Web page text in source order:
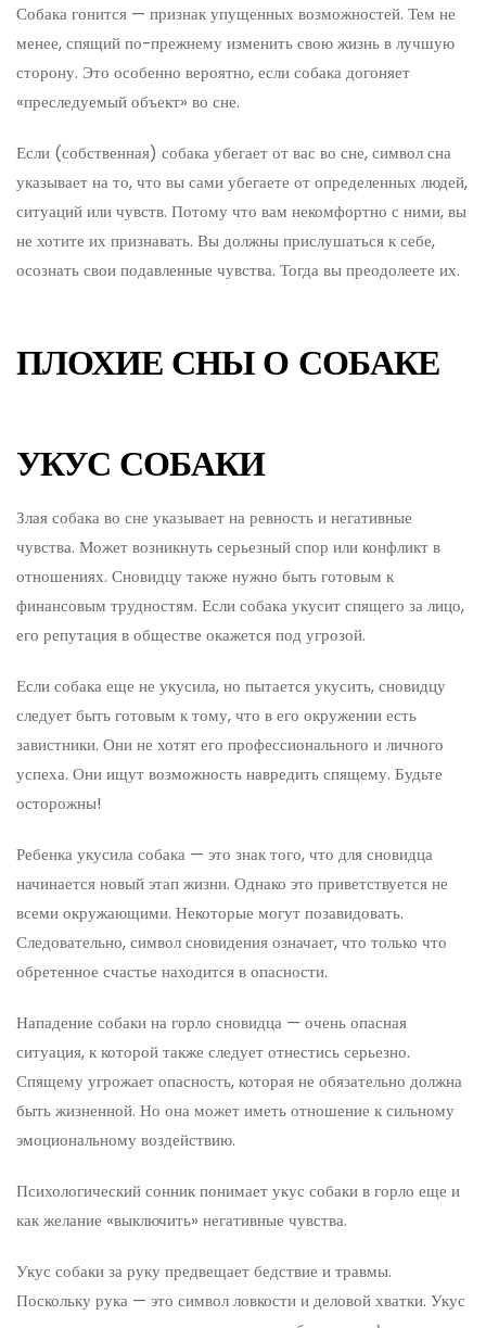
Собака гонится — признак упущенных возможностей. Тем не
менее, спящий по-прежнему изменить свою жизнь в лучшую
сторону. Это особенно вероятно, если собака догоняет
«преследуемый объект» во сне.
Если (собственная) собака убегает от вас во сне, символ сна
указывает на то, что вы сами убегаете от определенных людей,
ситуаций или чувств. Потому что вам некомфортно с ними, вы
не хотите их признавать. Вы должны прислушаться к себе,
осознать свои подавленные чувства. Тогда вы преодолеете их.
ПЛОХИЕ СНЫ О СОБАКЕ
УКУС СОБАКИ
Злая собака во сне указывает на ревность и негативные
чувства. Может возникнуть серьезный спор или конфликт в
отношениях. Сновидцу также нужно быть готовым к
финансовым трудностям. Если собака укусит спящего за лицо,
его репутация в обществе окажется под угрозой.
Если собака еще не укусила, но пытается укусить, сновидцу
следует быть готовым к тому, что в его окружении есть
завистники. Они не хотят его профессионального и личного
успеха. Они ищут возможность навредить спящему. Будьте
осторожны!
Ребенка укусила собака — это знак того, что для сновидца
начинается новый этап жизни. Однако это приветствуется не
всеми окружающими. Некоторые могут позавидовать.
Следовательно, символ сновидения означает, что только что
обретенное счастье находится в опасности.
Нападение собаки на горло сновидца — очень опасная
ситуация, к которой также следует отнестись серьезно.
Спящему угрожает опасность, которая не обязательно должна
быть жизненной. Но она может иметь отношение к сильному
эмоциональному воздействию.
Психологический сонник понимает укус собаки в горло еще и
как желание «выключить» негативные чувства.
Укус собаки за руку предвещает бедствие и травмы.
Поскольку рука — это символ ловкости и деловой хватки. Укус